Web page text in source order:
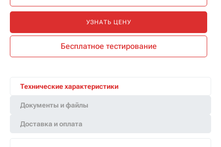
УЗНАТЬ ЦЕНУ
Бесплатное тестирование
Технические характеристики
Документы и файлы
Доставка и оплата